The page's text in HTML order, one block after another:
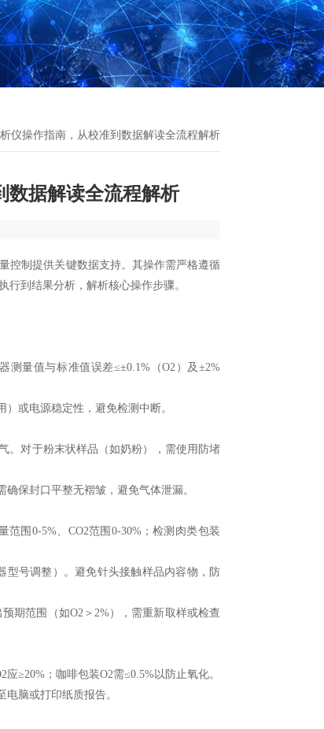
仪操作指南，从校准到数据解读全流程解析
数据解读全流程解析
制提供关键数据支持。其操作需严格遵循
到结果分析，解析核心操作步骤。
量值与标准值误差≤±0.1%（O2）及±2%
或电源稳定性，避免检测中断。
对于粉末状样品（如奶粉），需使用防堵
保封口平整无褶皱，避免气体泄漏。
围0-5%、CO2范围0-30%；检测肉类包装
号调整）。避免针头接触样品内容物，防
期范围（如O2＞2%），需重新取样或检查
≥20%；咖啡包装O2需≤0.5%以防止氧化。
脑或打印纸质报告。